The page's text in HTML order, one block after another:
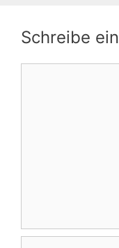
Schreibe